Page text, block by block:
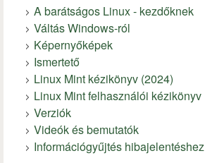
A barátságos Linux - kezdőknek
Váltás Windows-ról
Képernyőképek
Ismertető
Linux Mint kézikönyv (2024)
Linux Mint felhasználói kézikönyv
Verziók
Videók és bemutatók
Információgyűjtés hibajelentéshez